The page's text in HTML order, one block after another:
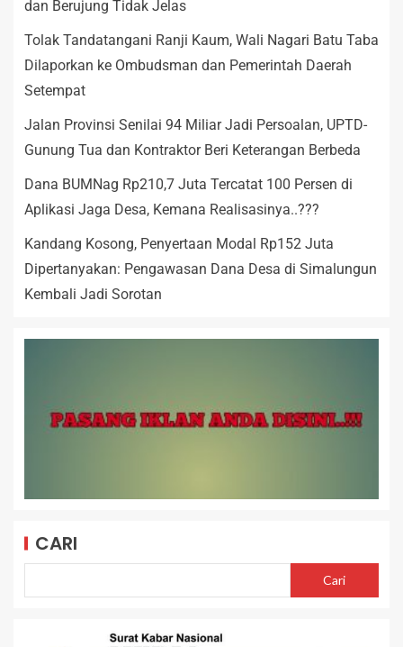
dan Berujung Tidak Jelas
Tolak Tandatangani Ranji Kaum, Wali Nagari Batu Taba
Dilaporkan ke Ombudsman dan Pemerintah Daerah
Setempat
Jalan Provinsi Senilai 94 Miliar Jadi Persoalan, UPTD-
Gunung Tua dan Kontraktor Beri Keterangan Berbeda
Dana BUMNag Rp210,7 Juta Tercatat 100 Persen di
Aplikasi Jaga Desa, Kemana Realisasinya..???
Kandang Kosong, Penyertaan Modal Rp152 Juta
Dipertanyakan: Pengawasan Dana Desa di Simalungun
Kembali Jadi Sorotan
CARI
Cari